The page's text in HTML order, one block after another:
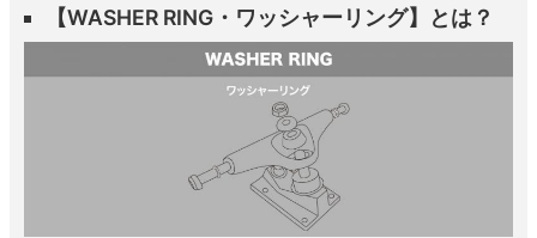
【WASHER RING・ワッシャーリング】とは？